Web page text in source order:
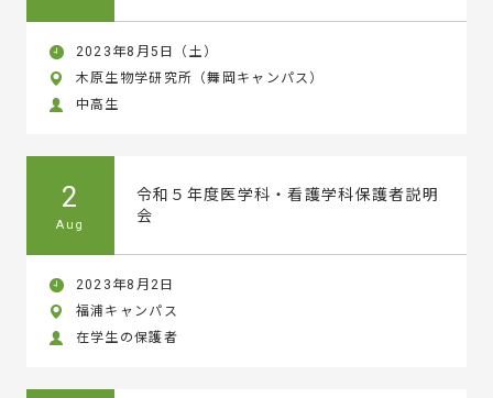
2023年8月5日（土）
木原生物学研究所（舞岡キャンパス）
中高生
2
Aug
令和５年度医学科・看護学科保護者説明
会
2023年8月2日
福浦キャンパス
在学生の保護者